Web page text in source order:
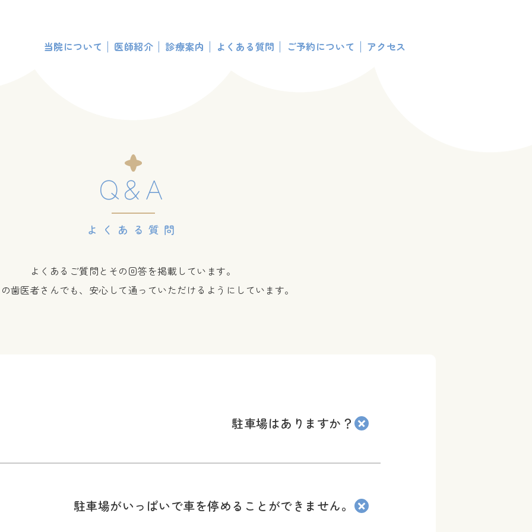
当院について 医師紹介 診療案内 よくある質問 ご予約について アクセス
Q&A
よくある質問
よくあるご質問とその回答を掲載しています。
歯医者さんでも、安心して通っていただけるようにしています。
駐車場はありますか？
駐車場がいっぱいで車を停めることができません。